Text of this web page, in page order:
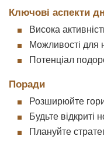
Ключові аспекти
Висока
Можливості для
Потенціал
Поради
Розширюйте
Будьте відкриті
Плануйте